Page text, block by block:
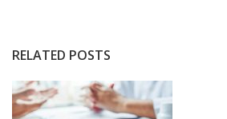
RELATED POSTS